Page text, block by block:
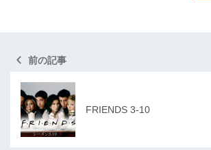
前の記事
FRIENDS 3-10